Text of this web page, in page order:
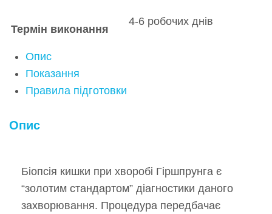
Термін виконання
4-6 робочих днів
Опис
Показання
Правила підготовки
Опис
Біопсія кишки при хворобі Гіршпрунга є
“золотим стандартом” діагностики даного
захворювання. Процедура передбачає